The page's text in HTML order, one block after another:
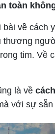
toàn
bài về cách
thương
tim. Về
là về
với sự sẵn